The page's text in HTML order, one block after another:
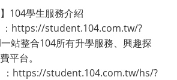
104學生服務介紹
：https://student.104.com.tw/?
站整合104所有升學服務、興趣探
平台。
：https://student.104.com.tw/hs/?